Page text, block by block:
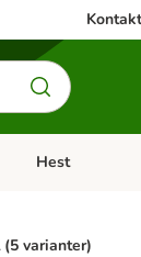
Åpne
Hest
varianter)